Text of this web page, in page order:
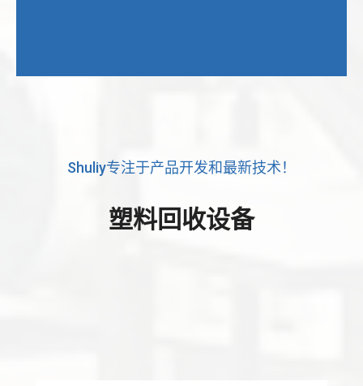
Shuliy专注于产品开发和最新技术！
塑料回收设备